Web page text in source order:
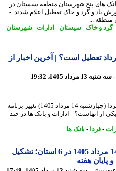
های پنج شهرستان منطقه سیستان در
وزش باد و گرد و خاک تعطیل اعلام شدند. -
و خاک -سیستان-ادارات - شهرستان
چهارشنبه 14 مرداد تعطیل است؟ | آخرین اخبار از
ادارات و بانک ها در چند استان کشور فردا (چهارشنبه 14 مرداد 1405) تغییر برنامه
آنهاست؟ - ادارات و بانک ها در چند
- فردا - بانک ها
تعطیلی ادارات چهارشنبه 14 مرداد 1405 در 6 استان؛ تشکیل